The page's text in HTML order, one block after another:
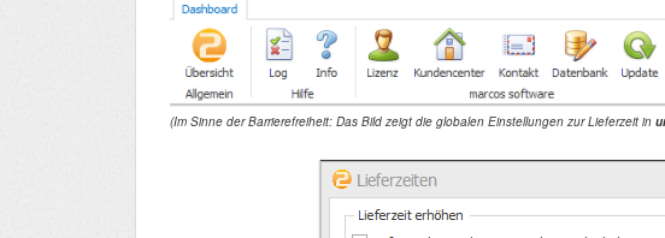
(Im Sinne der Barrierefreiheit: Das Bild zeigt die globalen Einstellungen zur Lieferzeit in